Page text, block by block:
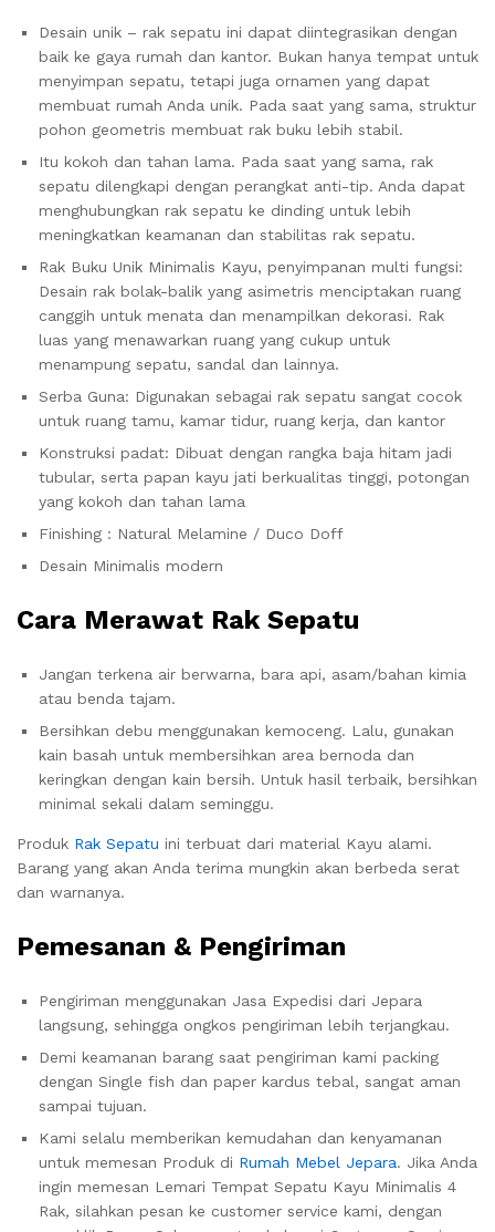
Desain unik – rak sepatu ini dapat diintegrasikan dengan
baik ke gaya rumah dan kantor. Bukan hanya tempat untuk
menyimpan sepatu, tetapi juga ornamen yang dapat
membuat rumah Anda unik. Pada saat yang sama, struktur
pohon geometris membuat rak buku lebih stabil.
Itu kokoh dan tahan lama. Pada saat yang sama, rak
sepatu dilengkapi dengan perangkat anti-tip. Anda dapat
menghubungkan rak sepatu ke dinding untuk lebih
meningkatkan keamanan dan stabilitas rak sepatu.
Rak Buku Unik Minimalis Kayu, penyimpanan multi fungsi:
Desain rak bolak-balik yang asimetris menciptakan ruang
canggih untuk menata dan menampilkan dekorasi. Rak
luas yang menawarkan ruang yang cukup untuk
menampung sepatu, sandal dan lainnya.
Serba Guna: Digunakan sebagai rak sepatu sangat cocok
untuk ruang tamu, kamar tidur, ruang kerja, dan kantor
Konstruksi padat: Dibuat dengan rangka baja hitam jadi
tubular, serta papan kayu jati berkualitas tinggi, potongan
yang kokoh dan tahan lama
Finishing : Natural Melamine / Duco Doff
Desain Minimalis modern
Cara Merawat Rak Sepatu
Jangan terkena air berwarna, bara api, asam/bahan kimia
atau benda tajam.
Bersihkan debu menggunakan kemoceng. Lalu, gunakan
kain basah untuk membersihkan area bernoda dan
keringkan dengan kain bersih. Untuk hasil terbaik, bersihkan
minimal sekali dalam seminggu.
Produk Rak Sepatu ini terbuat dari material Kayu alami.
Barang yang akan Anda terima mungkin akan berbeda serat
dan warnanya.
Pemesanan & Pengiriman
Pengiriman menggunakan Jasa Expedisi dari Jepara
langsung, sehingga ongkos pengiriman lebih terjangkau.
Demi keamanan barang saat pengiriman kami packing
dengan Single fish dan paper kardus tebal, sangat aman
sampai tujuan.
Kami selalu memberikan kemudahan dan kenyamanan
untuk memesan Produk di Rumah Mebel Jepara. Jika Anda
ingin memesan Lemari Tempat Sepatu Kayu Minimalis 4
Rak, silahkan pesan ke customer service kami, dengan